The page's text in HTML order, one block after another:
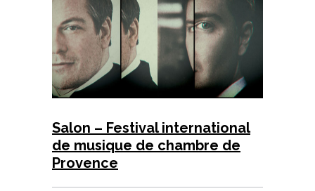
Salon – Festival international
de musique de chambre de
Provence